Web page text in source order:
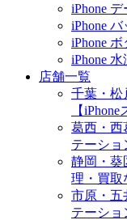
iPhone
iPhone
iPhone
iPhone
店舗一覧
千葉・松
【
葛西・西
テーショ
静岡・葵
理・買取
市原・五
テーショ